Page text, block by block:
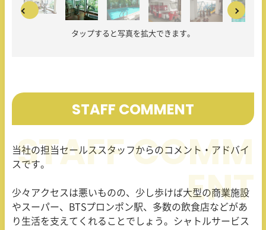
タップすると写真を拡大できます。
STAFF COMMENT
当社の担当セールススタッフからのコメント・アドバイ
スです。
少々アクセスは悪いものの、少し歩けば大型の商業施設
やスーパー、BTSプロンポン駅、多数の飲食店などがあ
り生活を支えてくれることでしょう。シャトルサービス